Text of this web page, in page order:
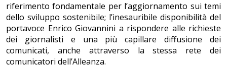
riferimento fondamentale per l’aggiornamento sui temi
dello sviluppo sostenibile; l’inesauribile disponibilità del
portavoce Enrico Giovannini a rispondere alle richieste
dei giornalisti e una più capillare diffusione dei
comunicati, anche attraverso la stessa rete dei
comunicatori dell’Alleanza.